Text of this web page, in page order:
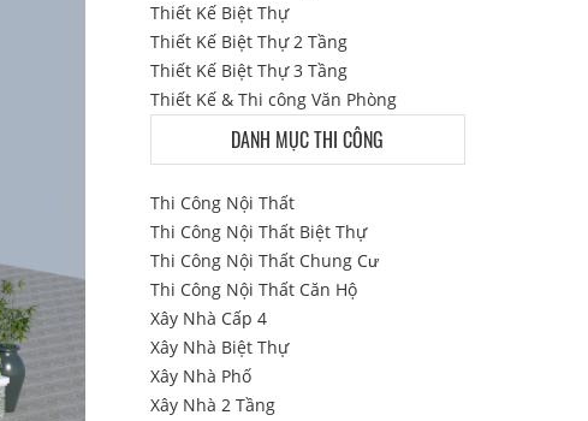
Thiết Kế Biệt Thự
Thiết Kế Biệt Thự 2 Tầng
Thiết Kế Biệt Thự 3 Tầng
Thiết Kế & Thi công Văn Phòng
DANH MỤC THI CÔNG
Thi Công Nội Thất
Thi Công Nội Thất Biệt Thự
Thi Công Nội Thất Chung Cư
Thi Công Nội Thất Căn Hộ
Xây Nhà Cấp 4
Xây Nhà Biệt Thự
Xây Nhà Phố
Xây Nhà 2 Tầng